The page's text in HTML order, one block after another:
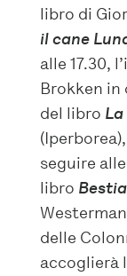
libro di
il cane
alle 17.30,
Brokken in
del libro
seguire
libro
delle
accoglierà